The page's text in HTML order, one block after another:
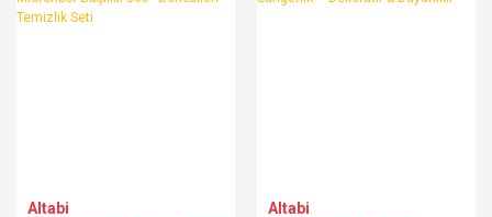
Altabi Altabi